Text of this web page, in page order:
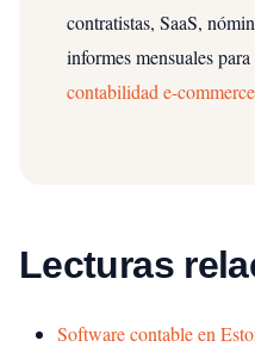
contratistas, SaaS,
informes mensuales
contabilidad e-
Lecturas
Software contable en